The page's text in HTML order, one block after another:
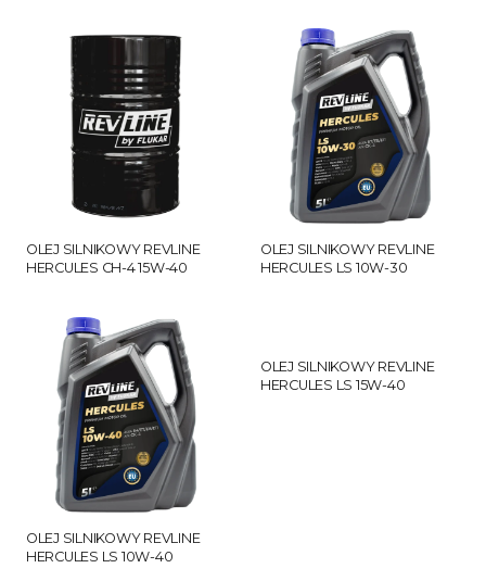
OLEJ SILNIKOWY REVLINE
HERCULES CH-4 15W-40
OLEJ SILNIKOWY REVLINE
HERCULES LS 10W-30
OLEJ SILNIKOWY REVLINE
HERCULES LS 10W-40
OLEJ SILNIKOWY REVLINE
HERCULES LS 15W-40